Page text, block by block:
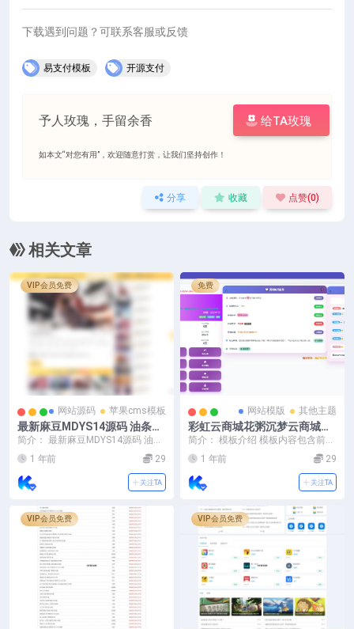
下载遇到问题？可联系客服或反馈
易支付模板 开源支付
予人玫瑰，手留余香 给TA玫瑰
如本文“对您有用”，欢迎随意打赏，让我们坚持创作！
分享 收藏 点赞(0)
相关文章
VIP会员免费
网站源码 苹果cms模板
最新麻豆MDYS14源码 油条视
频 苹果CMS系统 附搭建教程
简介： 最新麻豆MDYS14源码 油条
视频 苹果CMS系统 附搭建教程 基
本介绍...
1 年前 29
关注TA
免费
网站模版 其他主题
彩虹云商城花粥沉梦云商城用
户后台美化版
简介： 模板介绍 模板内容包含前天
+用户中心+后台。 图片：
1 年前 29
关注TA
VIP会员免费 VIP会员免费